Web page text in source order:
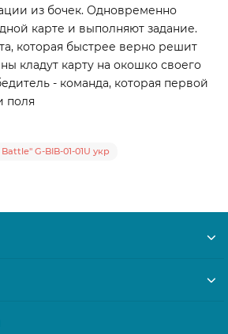
из бочек. Одновременно
карте и выполняют задание.
которая быстрее верно решит
кладут карту на окошко своего
- команда, которая первой
поля
G-BIB-01-01U укр